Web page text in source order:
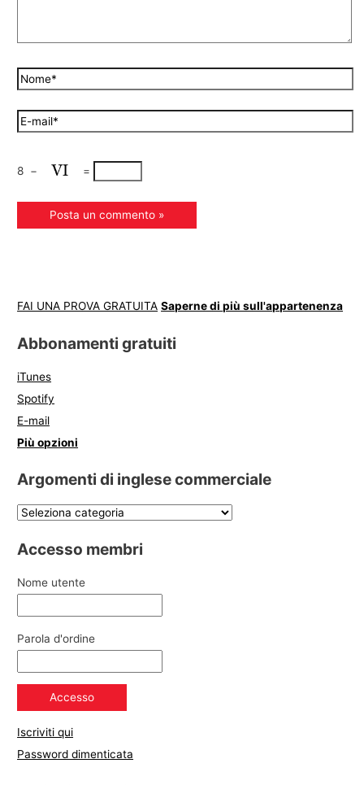
8 − =
FAI UNA PROVA GRATUITA Saperne di più sull'appartenenza
Abbonamenti gratuiti
iTunes
Spotify
E-mail
Più opzioni
Argomenti di inglese commerciale
Accesso membri
Nome utente
Parola d'ordine
Iscriviti qui
Password dimenticata